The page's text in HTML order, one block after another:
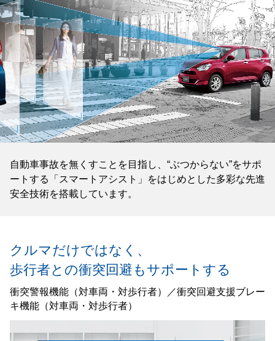
自動車事故を無くすことを目指し、“ぶつからない”をサポ
ートする「スマートアシスト」をはじめとした多彩な先進
安全技術を搭載しています。
クルマだけではなく、
歩行者との衝突回避もサポートする
衝突警報機能（対車両・対歩行者）／衝突回避支援ブレー
キ機能（対車両・対歩行者）